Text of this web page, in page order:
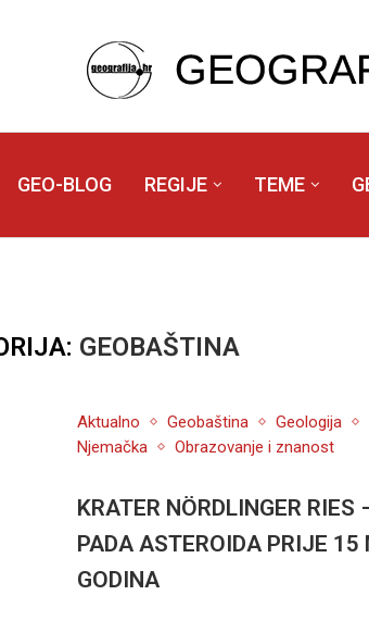
GEO-BLOG REGIJE TEME
GEOBAŠTINA
Aktualno Geobaština Geologija
Njemačka
Obrazovanje i znanost
KRATER NÖRDLINGER RIES
PADA ASTEROIDA PRIJE
GODINA